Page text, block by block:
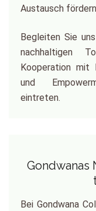
Austausch
Begleiten Sie
nachhaltigen
Kooperation mit
und
eintreten.
Gondwanas
Bei Gondwana